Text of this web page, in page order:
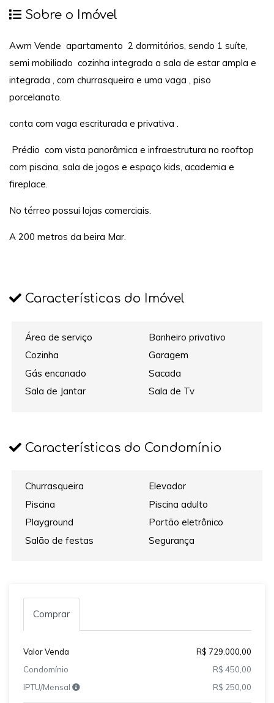
Sobre o Imóvel
Awm Vende apartamento 2 dormitórios, sendo 1 suíte,
semi mobiliado cozinha integrada a sala de estar ampla e
integrada , com churrasqueira e uma vaga , piso
porcelanato.
conta com vaga escriturada e privativa .
Prédio com vista panorâmica e infraestrutura no rooftop
com piscina, sala de jogos e espaço kids, academia e
fireplace.
No térreo possui lojas comerciais.
A 200 metros da beira Mar.
Características do Imóvel
Área de serviço
Banheiro privativo
Cozinha
Garagem
Gás encanado
Sacada
Sala de Jantar
Sala de Tv
Características do Condomínio
Churrasqueira
Elevador
Piscina
Piscina adulto
Playground
Portão eletrônico
Salão de festas
Segurança
Comprar
Valor Venda
R$ 729.000,00
Condomínio
R$ 450,00
IPTU/Mensal
R$ 250,00